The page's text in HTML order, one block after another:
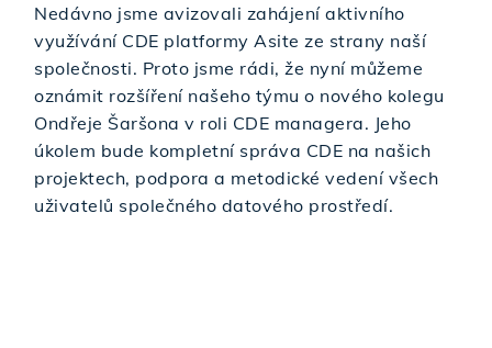
Nedávno jsme avizovali zahájení aktivního
využívání CDE platformy Asite ze strany naší
společnosti. Proto jsme rádi, že nyní můžeme
oznámit rozšíření našeho týmu o nového kolegu
Ondřeje Šaršona v roli CDE managera. Jeho
úkolem bude kompletní správa CDE na našich
projektech, podpora a metodické vedení všech
uživatelů společného datového prostředí.